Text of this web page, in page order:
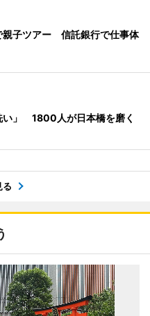
親子ツアー 信託銀行で仕事体
い」 1800人が日本橋を磨く
る